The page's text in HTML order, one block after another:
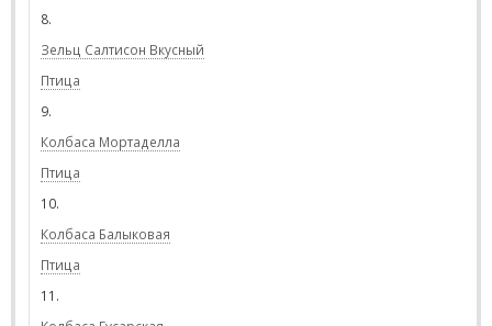
8.
Зельц Салтисон Вкусный
Птица
9.
Колбаса Мортаделла
Птица
10.
Колбаса Балыковая
Птица
11.